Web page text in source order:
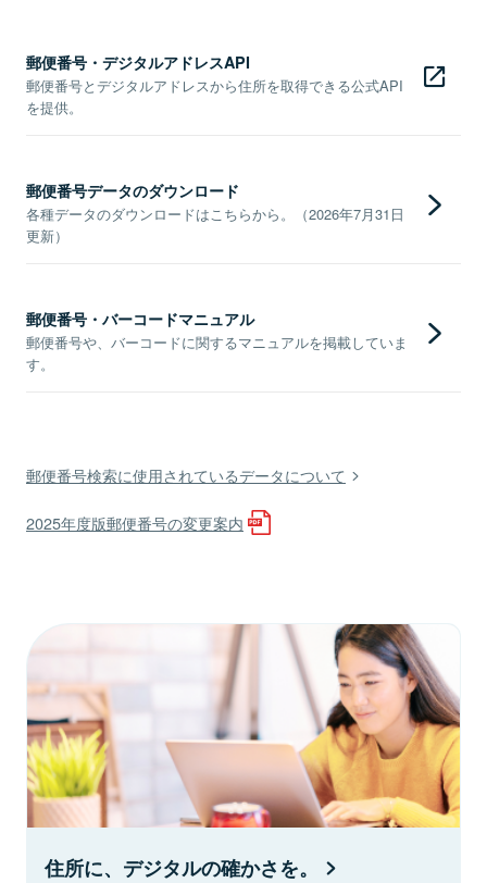
郵便番号・デジタルアドレスAPI
郵便番号とデジタルアドレスから住所を取得できる公式API
を提供。
郵便番号データのダウンロード
各種データのダウンロードはこちらから。（2026年7月31日
更新）
郵便番号・バーコードマニュアル
郵便番号や、バーコードに関するマニュアルを掲載していま
す。
郵便番号検索に使用されているデータについて
2025年度版郵便番号の変更案内
住所に、デジタルの確かさを。